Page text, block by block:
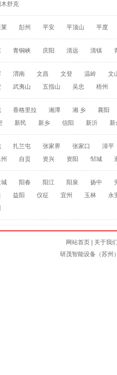
木舒克
彭州 平安 平顶山 平度
青铜峡 庆阳 清远 清镇
渭南 文昌 文登 温岭
文
武夷山 五指山 吴忠 梧州
香格里拉 湘潭 湘 乡
襄阳
新民 新乡 信阳 新沂 新
扎兰屯 张家界 张家口
漳平
自贡 资兴 资阳 邹城
阳春 阳江 阳泉 扬中
益阳 仪征 宜州 玉林
永
网站首页|
关于我
研茂智能设备（苏州